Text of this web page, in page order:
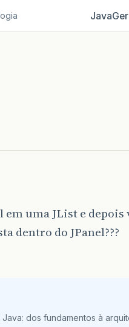
Java
em uma JList e
dentro do JPanel???
dos fundamentos à